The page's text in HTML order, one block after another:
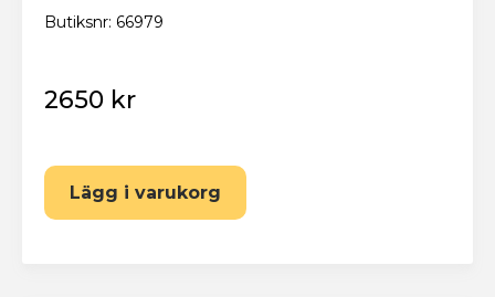
Butiksnr: 66979
2650 kr
Lägg i varukorg